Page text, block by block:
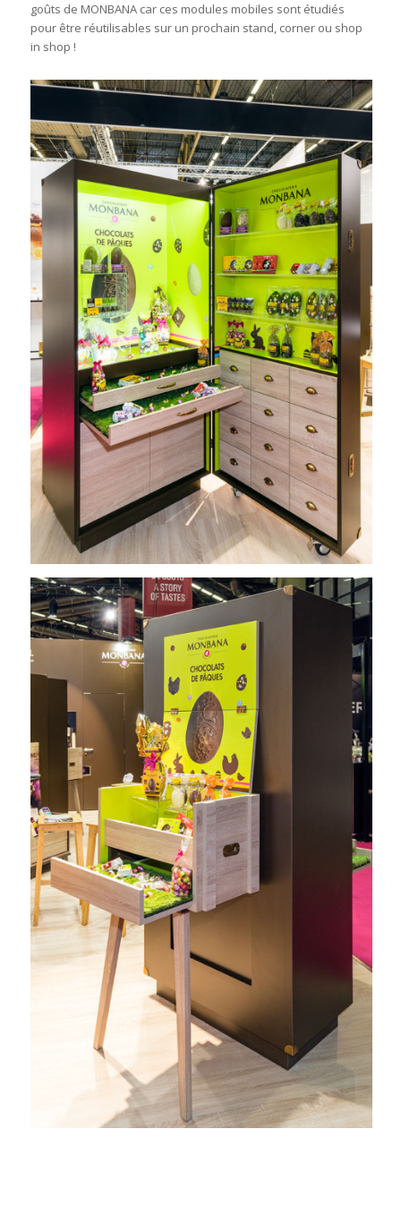
goûts de MONBANA car ces modules mobiles sont étudiés
pour être réutilisables sur un prochain stand, corner ou shop
in shop !